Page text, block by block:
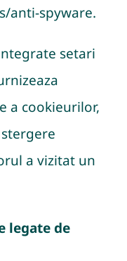
anti-spyware.
setari
a cookieurilor,
a vizitat un
legate de